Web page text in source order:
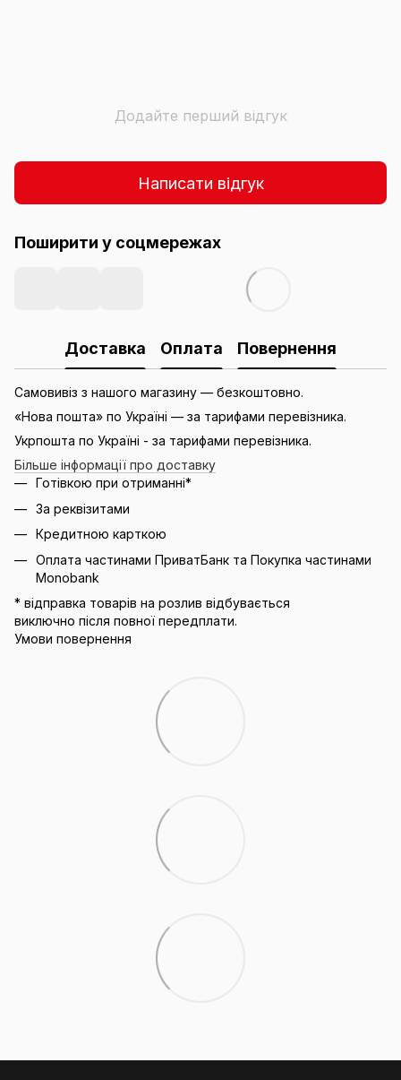
Додайте перший відгук
Написати відгук
Поширити у соцмережах
Доставка Оплата Повернення
Самовивіз з нашого магазину — безкоштовно.
«Нова пошта» по Україні — за тарифами перевізника.
Укрпошта по Україні - за тарифами перевізника.
Більше інформації про доставку
Готівкою при отриманні*
За реквізитами
Кредитною карткою
Оплата частинами ПриватБанк та Покупка частинами
Monobank
* відправка товарів на розлив відбувається
виключно після повної передплати.
Умови повернення